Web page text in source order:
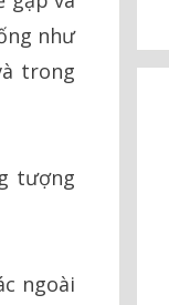
như
trong
tượng
ngoài